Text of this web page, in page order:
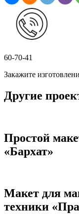
60-70-41
Закажите
Другие
Простой
«Бархат»
Макет для
техники